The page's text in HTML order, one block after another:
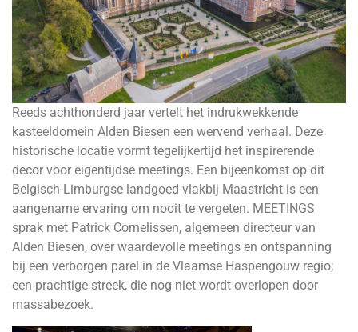
Reeds achthonderd jaar vertelt het indrukwekkende
kasteeldomein Alden Biesen een wervend verhaal. Deze
historische locatie vormt tegelijkertijd het inspirerende
decor voor eigentijdse meetings. Een bijeenkomst op dit
Belgisch-Limburgse landgoed vlakbij Maastricht is een
aangename ervaring om nooit te vergeten. MEETINGS
sprak met Patrick Cornelissen, algemeen directeur van
Alden Biesen, over waardevolle meetings en ontspanning
bij een verborgen parel in de Vlaamse Haspengouw regio;
een prachtige streek, die nog niet wordt overlopen door
massabezoek.